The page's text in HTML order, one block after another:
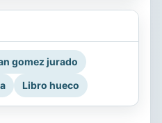
gomez jurado
Libro hueco